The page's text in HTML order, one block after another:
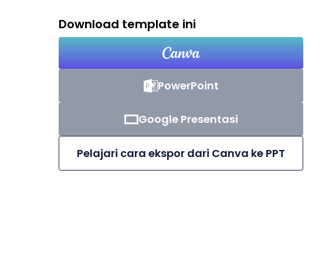
Download template ini
PowerPoint
Google Presentasi
Pelajari cara ekspor dari Canva ke PPT